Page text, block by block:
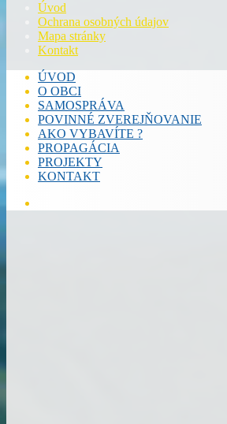
Úvod
Ochrana osobných údajov
Mapa stránky
Kontakt
ÚVOD
O OBCI
SAMOSPRÁVA
POVINNÉ ZVEREJŇOVANIE
AKO VYBAVÍTE ?
PROPAGÁCIA
PROJEKTY
KONTAKT